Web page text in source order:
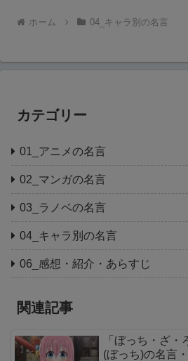
ホーム 04_キャラ別の名言
カテゴリー
01_アニメの名言
02_マンガの名言
03_ラノベの名言
04_キャラ別の名言
06_感想・紹介・あらすじ
関連記事
「ぼっち・ざ・
(ぼっち)の名言